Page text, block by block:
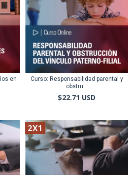
en
Curso: Responsabilidad parental y
obstru...
$22.71 USD
2X1